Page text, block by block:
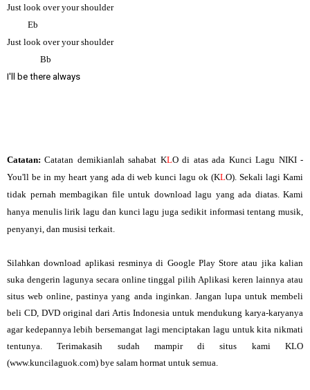
Just look over your shoulder
Eb
Just look over your shoulder
Bb
I'll be there always
Catatan: Catatan demikianlah sahabat KLO di atas ada Kunci Lagu NIKI -
You'll be in my heart yang ada di web kunci lagu ok (KLO). Sekali lagi Kami
tidak pernah membagikan file untuk download lagu yang ada diatas. Kami
hanya menulis lirik lagu dan kunci lagu juga sedikit informasi tentang musik,
penyanyi, dan musisi terkait.
Silahkan download aplikasi resminya di Google Play Store atau jika kalian
suka dengerin lagunya secara online tinggal pilih Aplikasi keren lainnya atau
situs web online, pastinya yang anda inginkan. Jangan lupa untuk membeli
beli CD, DVD original dari Artis Indonesia untuk mendukung karya-karyanya
agar kedepannya lebih bersemangat lagi menciptakan lagu untuk kita nikmati
tentunya. Terimakasih sudah mampir di situs kami KLO
(www.kuncilaguok.com) bye salam hormat untuk semua.